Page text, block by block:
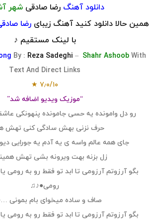
دانلود آهنگ رضا صادقی شهر
همین حالا دانلود کنید آهنگ زیبایرضا
با لینک مستقیم ♪
By : Reza Sadeghi – Shahr Ashoob With
Text And Direct Links
۷٫۰/۱۰ ★
“موزیک ویدیو اضافه شد”
رو دل وامونده یه حسی جامونده پنهونکی
حرف نزنی بهش سادگی کنی تهش
جای همه عالم واسه ی یه آدم یه جورایی
زل بزنه بهت ویرونه بشی تهش
بگو آرزوتم آرزومی تا ابد تو فقط رو به رومی
رومی●♪♫
صاف و ساده میخوای بام بمونی
بگو آرزوتم آرزومی تا ابد تو فقط رو به رومی